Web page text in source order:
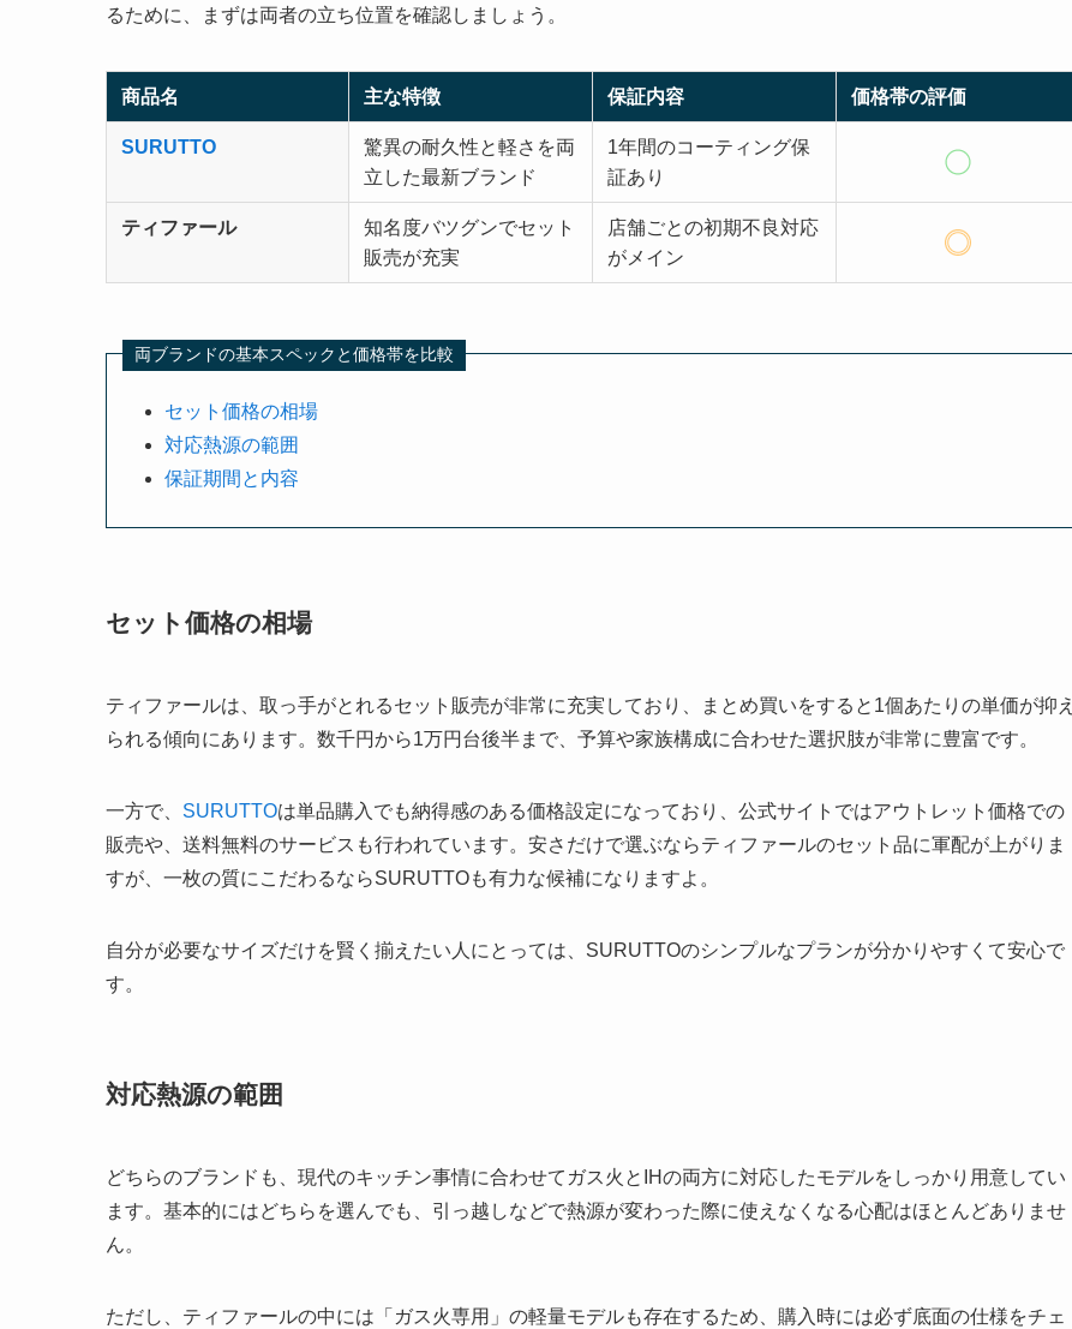
るために、まずは両者の立ち位置を確認しましょう。
商品名 主な特徴 保証内容 価格帯の評価
SURUTTO
驚異の耐久性と軽さを両
立した最新ブランド
1年間のコーティング保
証あり
ティファール
知名度バツグンでセット
販売が充実
店舗ごとの初期不良対応
がメイン
両ブランドの基本スペックと価格帯を比較
セット価格の相場
対応熱源の範囲
保証期間と内容
セット価格の相場
ティファールは、取っ手がとれるセット販売が非常に充実しており、まとめ買いをすると1個あたりの単価が抑え
られる傾向にあります。数千円から1万円台後半まで、予算や家族構成に合わせた選択肢が非常に豊富です。
一方で、 SURUTTOは単品購入でも納得感のある価格設定になっており、公式サイトではアウトレット価格での
販売や、送料無料のサービスも行われています。安さだけで選ぶならティファールのセット品に軍配が上がりま
すが、一枚の質にこだわるならSURUTTOも有力な候補になりますよ。
自分が必要なサイズだけを賢く揃えたい人にとっては、SURUTTOのシンプルなプランが分かりやすくて安心で
す。
対応熱源の範囲
どちらのブランドも、現代のキッチン事情に合わせてガス火とIHの両方に対応したモデルをしっかり用意してい
ます。基本的にはどちらを選んでも、引っ越しなどで熱源が変わった際に使えなくなる心配はほとんどありませ
ん。
ただし、ティファールの中には「ガス火専用」の軽量モデルも存在するため、購入時には必ず底面の仕様をチェ